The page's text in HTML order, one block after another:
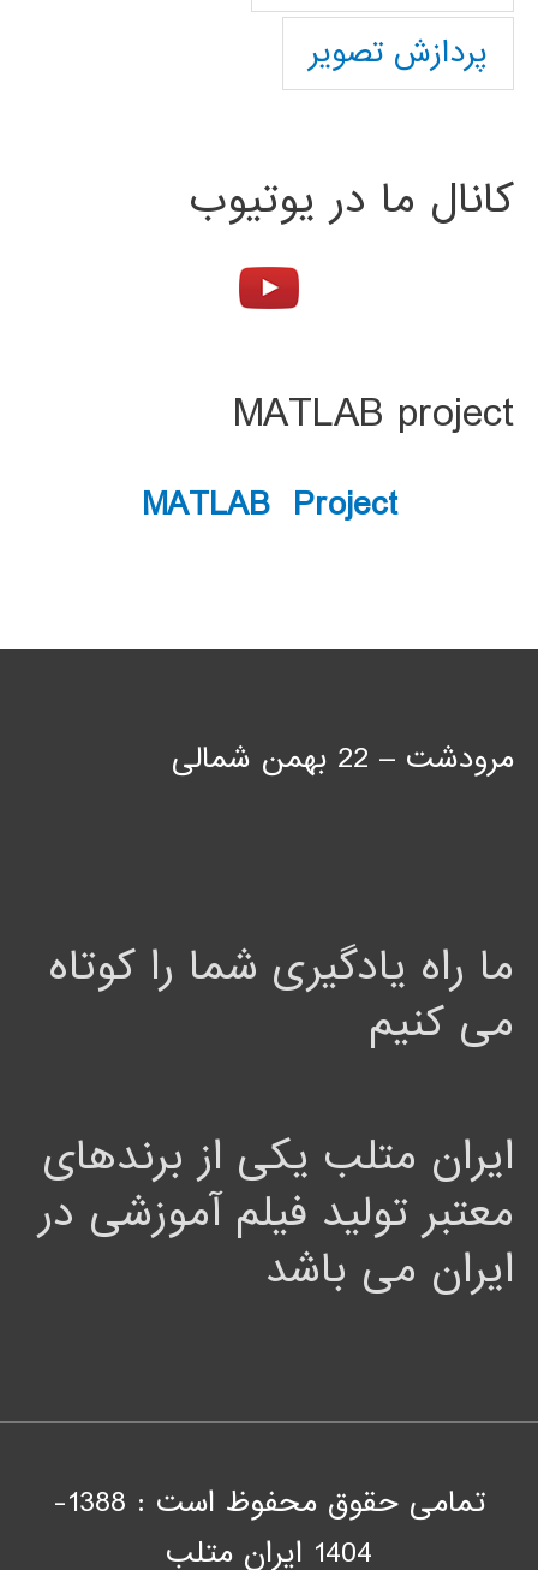
پردازش تصویر
کانال ما در یوتیوب
MATLAB project
MATLAB Project
مرودشت – 22 بهمن شمالی
ما راه یادگیری شما را کوتاه
می کنیم
ایران متلب یکی از برندهای
معتبر تولید فیلم آموزشی در
ایران می باشد
تمامی حقوق محفوظ است : 1388-
1404 ايران متلب